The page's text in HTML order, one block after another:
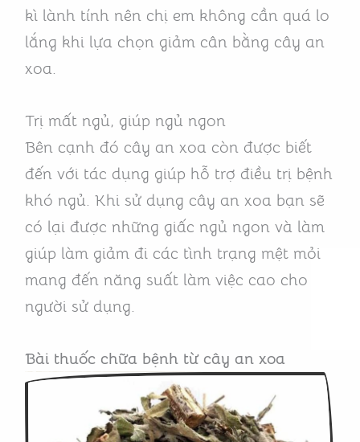
kì lành tính nên chị em không cần quá lo
lắng khi lựa chọn giảm cân bằng cây an
xoa.
Trị mất ngủ, giúp ngủ ngon
Bên cạnh đó cây an xoa còn được biết
đến với tác dụng giúp hỗ trợ điều trị bệnh
khó ngủ. Khi sử dụng cây an xoa bạn sẽ
có lại được những giấc ngủ ngon và làm
giúp làm giảm đi các tình trạng mệt mỏi
mang đến năng suất làm việc cao cho
người sử dụng.
Bài thuốc chữa bệnh từ cây an xoa